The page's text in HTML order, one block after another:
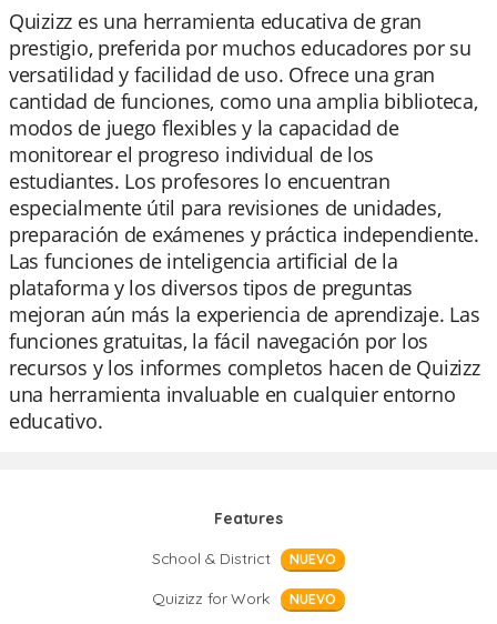
Quizizz es una herramienta educativa de gran
prestigio, preferida por muchos educadores por su
versatilidad y facilidad de uso. Ofrece una gran
cantidad de funciones, como una amplia biblioteca,
modos de juego flexibles y la capacidad de
monitorear el progreso individual de los
estudiantes. Los profesores lo encuentran
especialmente útil para revisiones de unidades,
preparación de exámenes y práctica independiente.
Las funciones de inteligencia artificial de la
plataforma y los diversos tipos de preguntas
mejoran aún más la experiencia de aprendizaje. Las
funciones gratuitas, la fácil navegación por los
recursos y los informes completos hacen de Quizizz
una herramienta invaluable en cualquier entorno
educativo.
Features
School & District
NUEVO
Quizizz for Work NUEVO